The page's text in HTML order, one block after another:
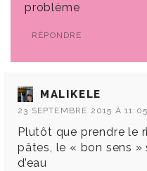
problème
RÉPONDRE
MALIKELE
23 SEPTEMBRE 2015 À 11:05
Plutôt que prendre le
pâtes, le « bon sens
d’eau